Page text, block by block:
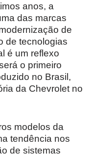
anos, a
das marcas
de
de tecnologias
é um reflexo
o primeiro
no Brasil,
da Chevrolet no
modelos da
tendência nos
de sistemas